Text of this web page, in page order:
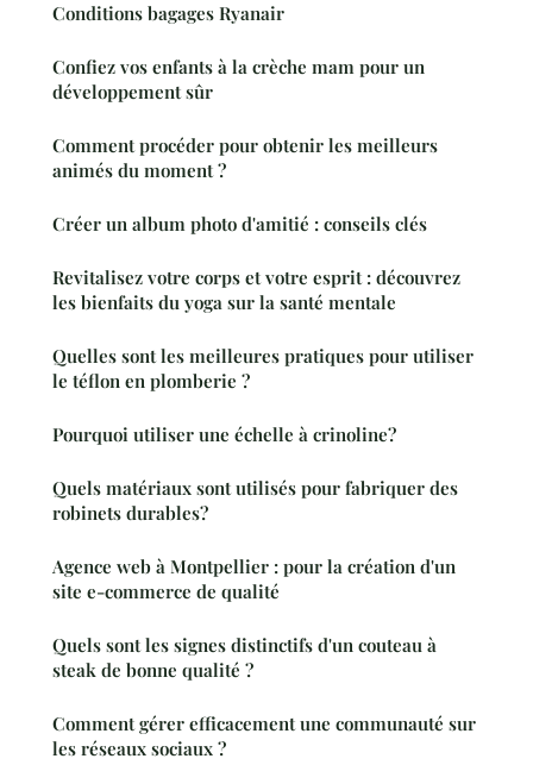
Conditions bagages Ryanair
Confiez vos enfants à la crèche mam pour un
développement sûr
Comment procéder pour obtenir les meilleurs
animés du moment ?
Créer un album photo d'amitié : conseils clés
Revitalisez votre corps et votre esprit : découvrez
les bienfaits du yoga sur la santé mentale
Quelles sont les meilleures pratiques pour utiliser
le téflon en plomberie ?
Pourquoi utiliser une échelle à crinoline?
Quels matériaux sont utilisés pour fabriquer des
robinets durables?
Agence web à Montpellier : pour la création d'un
site e-commerce de qualité
Quels sont les signes distinctifs d'un couteau à
steak de bonne qualité ?
Comment gérer efficacement une communauté sur
les réseaux sociaux ?